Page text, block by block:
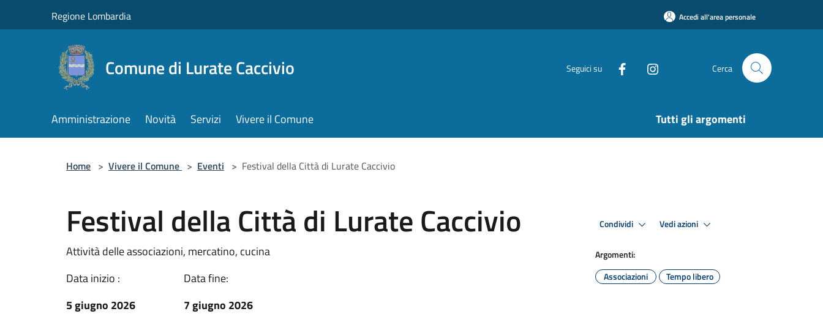
Regione Lombardia Accedi all'area personale
Comune di Lurate Caccivio Seguici su Cerca
Amministrazione Novità Servizi Vivere il Comune Tutti gli argomenti
Home > Vivere il Comune > Eventi > Festival della Città di Lurate Caccivio
Festival della Città di Lurate Caccivio
Attività delle associazioni, mercatino, cucina
Data inizio :
5 giugno 2026
Data fine:
7 giugno 2026
Condividi Vedi azioni
Argomenti:
Associazioni
Tempo libero